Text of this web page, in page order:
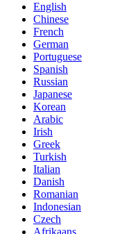
English
Chinese
French
German
Portuguese
Spanish
Russian
Japanese
Korean
Arabic
Irish
Greek
Turkish
Italian
Danish
Romanian
Indonesian
Czech